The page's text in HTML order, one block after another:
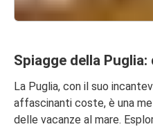
Spiagge della Puglia:
La Puglia, con il suo
affascinanti coste, è una
delle vacanze al mare.